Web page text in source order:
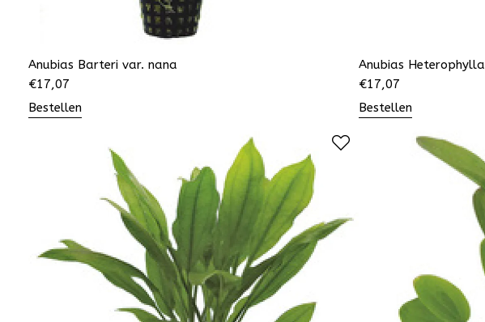
Anubias Barteri var. nana
€17,07
Bestellen
Anubias Heterophylla
€17,07
Bestellen